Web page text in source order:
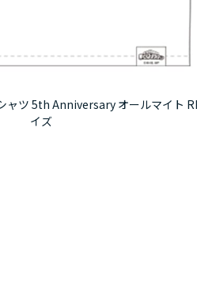
ャツ 5th Anniversary オールマイト
イズ